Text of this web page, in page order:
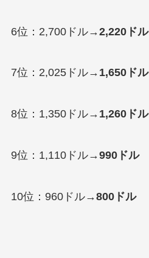
6位：2,700ドル→2,220ドル
7位：2,025ドル→ 1,650ドル
8位：1,350ドル→ 1,260ドル
9位：1,110ドル→990ドル
10位：960ドル→800ドル